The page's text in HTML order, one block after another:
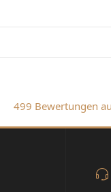
499 Bewertungen